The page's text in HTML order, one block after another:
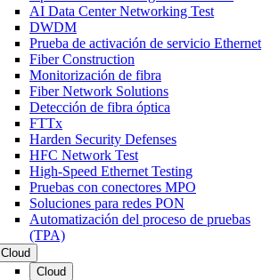
AI Data Center Networking Test
DWDM
Prueba de activación de servicio Ethernet
Fiber Construction
Monitorización de fibra
Fiber Network Solutions
Detección de fibra óptica
FTTx
Harden Security Defenses
HFC Network Test
High-Speed Ethernet Testing
Pruebas con conectores MPO
Soluciones para redes PON
Automatización del proceso de pruebas
(TPA)
Cloud
Cloud